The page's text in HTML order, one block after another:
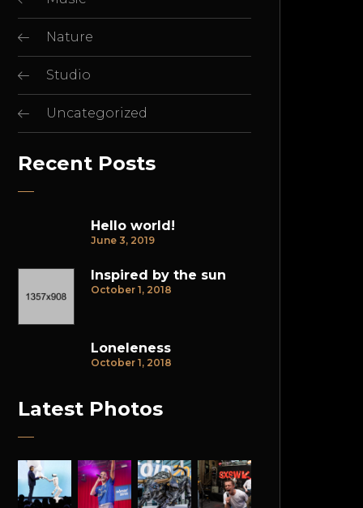
Nature
Studio
Uncategorized
Recent Posts
Hello world!
June 3, 2019
Inspired by the sun
October 1, 2018
Loneleness
October 1, 2018
Latest Photos